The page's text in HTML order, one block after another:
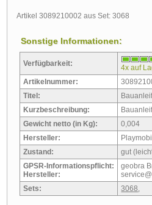
Artikel 3089210002 aus Set: 3068
Sonstige Informationen:
Verfügbarkeit:
4x auf
Artikelnummer:
Titel:
Kurzbeschreibung:
Gewicht netto (in Kg):
0,004
Hersteller:
Playmobil
Zustand:
gut
GPSR-Informationspflicht:
Hersteller:
geobra
Sets:
3068,